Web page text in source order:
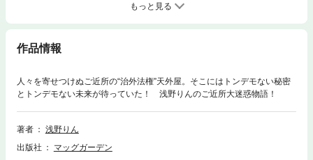
もっと見る
作品情報
人々を寄せつけぬご近所の“治外法権”天外屋。そこにはトンデモない秘密
とトンデモない未来が待っていた！ 浅野りんのご近所大迷惑物語！
著者
浅野りん
出版社
マッグガーデン